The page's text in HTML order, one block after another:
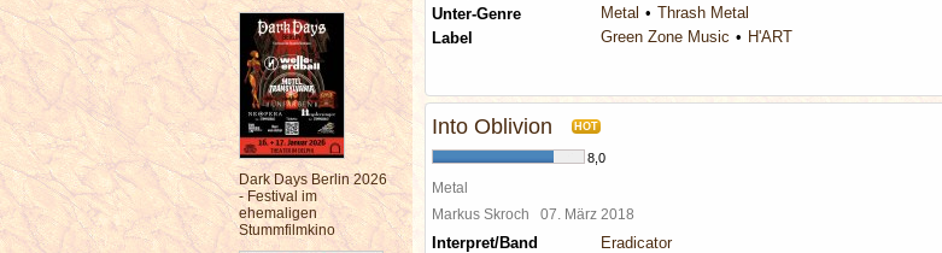
Dark Days Berlin 2026
- Festival im
ehemaligen
Stummfilmkino
Unter-Genre
Metal
Thrash Metal
Label
Green Zone Music H'ART
Into Oblivion HOT
8,0
Metal
Markus Skroch 07. März 2018
Interpret/Band
Eradicator